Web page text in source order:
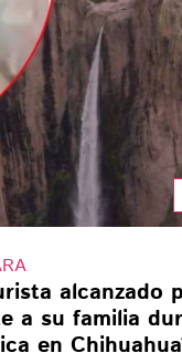
alcanzado
a su familia
en